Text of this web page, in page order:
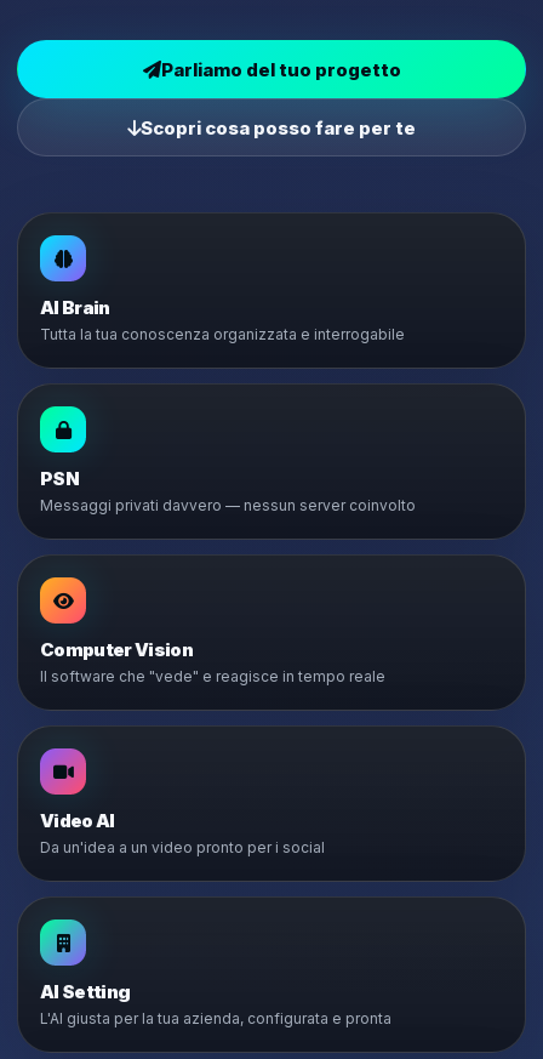
Parliamo del tuo progetto
Scopri cosa posso fare per te
AI Brain
Tutta la tua conoscenza organizzata e interrogabile
PSN
Messaggi privati davvero — nessun server coinvolto
Computer Vision
Il software che "vede" e reagisce in tempo reale
Video AI
Da un'idea a un video pronto per i social
AI Setting
L'AI giusta per la tua azienda, configurata e pronta